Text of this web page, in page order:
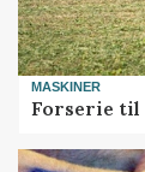
MASKINER
Forserie til